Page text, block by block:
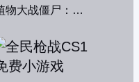
植物大战僵尸：融合变种